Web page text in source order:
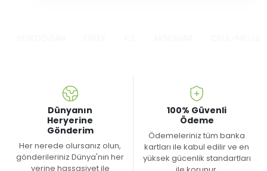
Dünyanın
Heryerine
Gönderim
Her nerede olursanız olun,
gönderileriniz Dünya'nın her
yerine hassasiyet ile
100% Güvenli
Ödeme
Ödemeleriniz tüm banka
kartları ile kabul edilir ve en
yüksek gücenlik standartları